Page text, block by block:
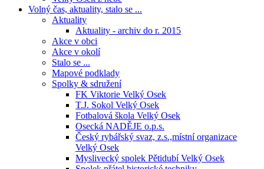
Volný čas, aktuality, stalo se ...
Aktuality
Aktuality - archiv do r. 2015
Akce v obci
Akce v okolí
Stalo se ...
Mapové podklady
Spolky & sdružení
FK Viktorie Velký Osek
T.J. Sokol Velký Osek
Fotbalová škola Velký Osek
Osecká NADĚJE o.p.s.
Český rybářský svaz, z.s.,místní organizace
Velký Osek
Myslivecký spolek Pětidubí Velký Osek